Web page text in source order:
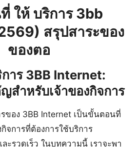
ให้ บริการ 3bb
สรุปสาระของ
ของตอ
าร 3BB Internet:
สำหรับเจ้าของกิจการ
ของ 3BB Internet เป็นขั้นตอนที่
จการที่ต้องการใช้บริการ
ะรวดเร็ว ในบทความนี้ เราจะพา